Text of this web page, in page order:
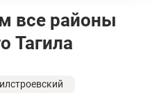
все районы
Тагила